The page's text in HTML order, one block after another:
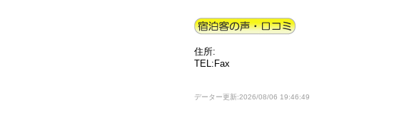
住所:
TEL:Fax
データー更新:2026/08/06 19:46:49